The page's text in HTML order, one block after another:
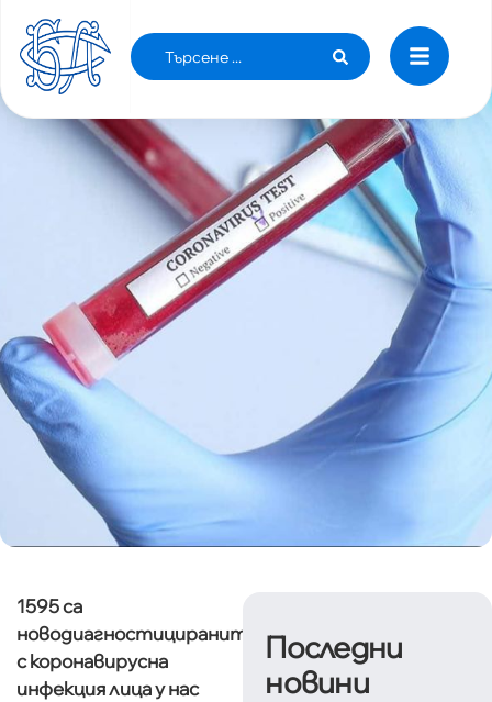
23 ОКТОМВРИ: 34930 СА ЗАРАЗЕНИТЕ С
COVID-19 У НАС, ИЗЛЕКУВАНИТЕ СА 17833
1595 са
новодиагностицираните
с коронавирусна
инфекция лица у нас
Последни
новини